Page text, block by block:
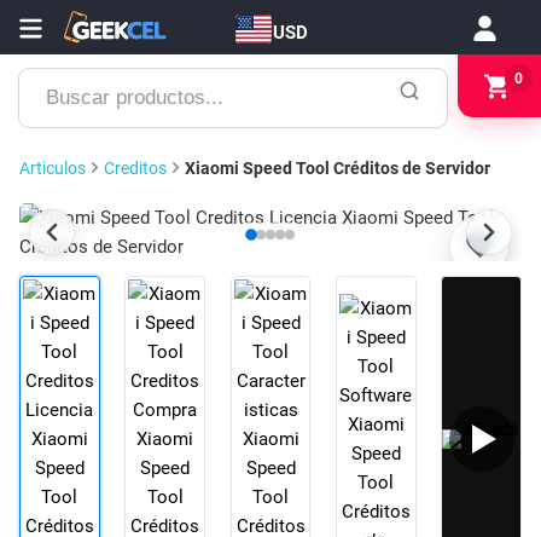
USD
Buscar
productos...
0
Articulos Creditos Xiaomi Speed Tool Créditos de Servidor